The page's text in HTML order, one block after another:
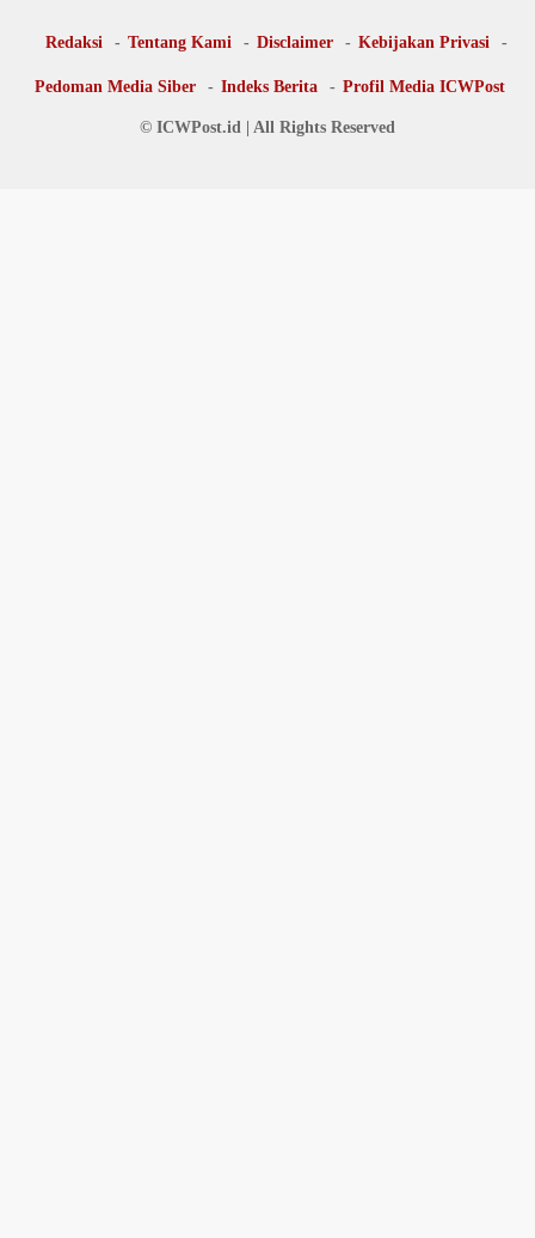
Redaksi Tentang Kami Disclaimer Kebijakan Privasi
Pedoman Media Siber Indeks Berita Profil Media ICWPost
© ICWPost.id | All Rights Reserved